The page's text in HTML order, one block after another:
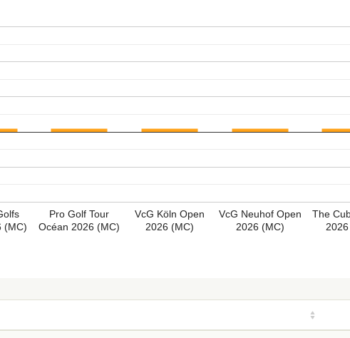
(MC)
Pro Golf Tour
Océan 2026 (MC)
VcG Köln Open
2026 (MC)
VcG Neuhof Open
2026 (MC)
The